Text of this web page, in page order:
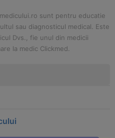
sunt pentru educatie
sau diagnosticul medical. Este
Dvs., fie unul din medicii
la medic Clickmed.